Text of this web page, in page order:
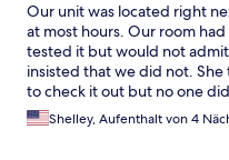
Our unit was located right
at most hours. Our room
tested it but would not
insisted that we did not.
to check it out but no one
had no hot water. I told her
refund because of this and
Shelley, Aufenthalt von 4